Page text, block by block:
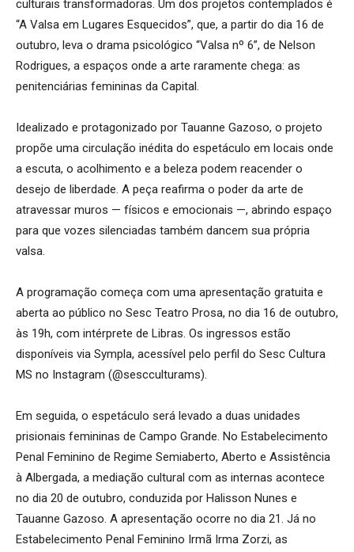
culturais transformadoras. Um dos projetos contemplados é
“A Valsa em Lugares Esquecidos”, que, a partir do dia 16 de
outubro, leva o drama psicológico “Valsa nº 6”, de Nelson
Rodrigues, a espaços onde a arte raramente chega: as
penitenciárias femininas da Capital.
Idealizado e protagonizado por Tauanne Gazoso, o projeto
propõe uma circulação inédita do espetáculo em locais onde
a escuta, o acolhimento e a beleza podem reacender o
desejo de liberdade. A peça reafirma o poder da arte de
atravessar muros — físicos e emocionais —, abrindo espaço
para que vozes silenciadas também dancem sua própria
valsa.
A programação começa com uma apresentação gratuita e
aberta ao público no Sesc Teatro Prosa, no dia 16 de outubro,
às 19h, com intérprete de Libras. Os ingressos estão
disponíveis via Sympla, acessível pelo perfil do Sesc Cultura
MS no Instagram (@sescculturams).
Em seguida, o espetáculo será levado a duas unidades
prisionais femininas de Campo Grande. No Estabelecimento
Penal Feminino de Regime Semiaberto, Aberto e Assistência
à Albergada, a mediação cultural com as internas acontece
no dia 20 de outubro, conduzida por Halisson Nunes e
Tauanne Gazoso. A apresentação ocorre no dia 21. Já no
Estabelecimento Penal Feminino Irmã Irma Zorzi, as